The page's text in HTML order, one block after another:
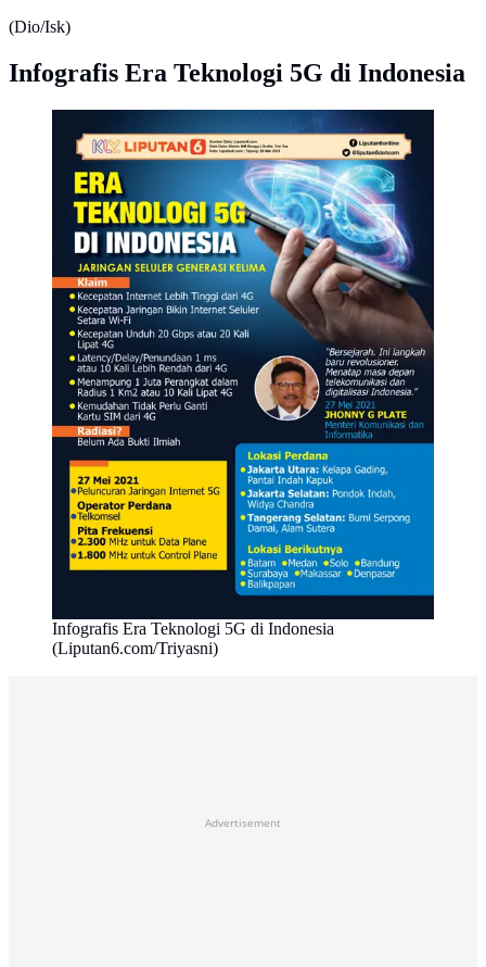
(Dio/Isk)
Infografis Era Teknologi 5G di Indonesia
Infografis Era Teknologi 5G di Indonesia
(Liputan6.com/Triyasni)
Advertisement